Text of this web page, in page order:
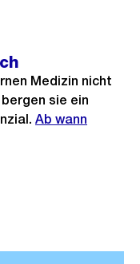
Medizin nicht
sie ein
Externer
Ab wann